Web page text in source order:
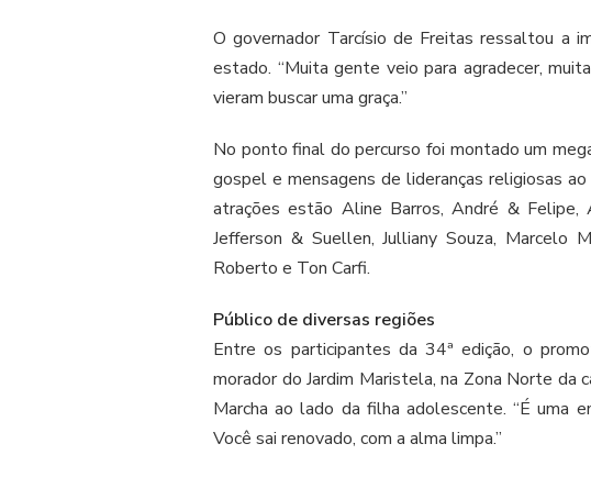
O governador Tarcísio de Freitas ressaltou a
estado. “Muita gente veio para agradecer,
vieram buscar uma graça.”
No ponto final do percurso foi montado um
gospel e mensagens de lideranças religiosas
atrações estão Aline Barros, André & Felipe,
Jefferson & Suellen, Julliany Souza, Marcelo
Roberto e Ton Carfi.
Público de diversas regiões
Entre os participantes da 34ª edição, o
morador do Jardim Maristela, na Zona Norte da
Marcha ao lado da filha adolescente. “É uma
Você sai renovado, com a alma limpa.”